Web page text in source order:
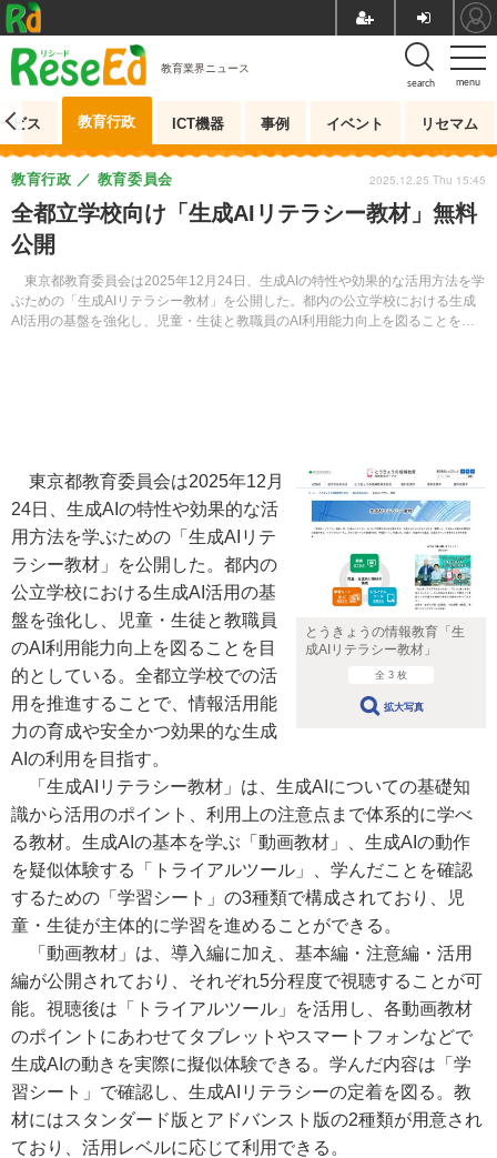
menu
search
教育業界ニュース
ビス 教育行政 ICT機器 事例 イベント リセマム
全都立学校向け「生成AIリテラシー教材」無料
公開
東京都教育委員会は2025年12月24日、生成AIの特性や効果的な活用方法を学
ぶための「生成AIリテラシー教材」を公開した。都内の公立学校における生成
AI活用の基盤を強化し、児童・生徒と教職員のAI利用能力向上を図ることを目
教育行政 教育委員会 2025.12.25 Thu 15:45
とうきょうの情報教育「生
成AIリテラシー教材」
全 3 枚
拡大写真
東京都教育委員会は2025年12月
24日、生成AIの特性や効果的な活
用方法を学ぶための「生成AIリテ
ラシー教材」を公開した。都内の
公立学校における生成AI活用の基
盤を強化し、児童・生徒と教職員
のAI利用能力向上を図ることを目
的としている。全都立学校での活
用を推進することで、情報活用能
力の育成や安全かつ効果的な生成
AIの利用を目指す。
「生成AIリテラシー教材」は、生成AIについての基礎知
識から活用のポイント、利用上の注意点まで体系的に学べ
る教材。生成AIの基本を学ぶ「動画教材」、生成AIの動作
を疑似体験する「トライアルツール」、学んだことを確認
するための「学習シート」の3種類で構成されており、児
童・生徒が主体的に学習を進めることができる。
「動画教材」は、導入編に加え、基本編・注意編・活用
編が公開されており、それぞれ5分程度で視聴することが可
能。視聴後は「トライアルツール」を活用し、各動画教材
のポイントにあわせてタブレットやスマートフォンなどで
生成AIの動きを実際に擬似体験できる。学んだ内容は「学
習シート」で確認し、生成AIリテラシーの定着を図る。教
材にはスタンダード版とアドバンスト版の2種類が用意され
ており、活用レベルに応じて利用できる。